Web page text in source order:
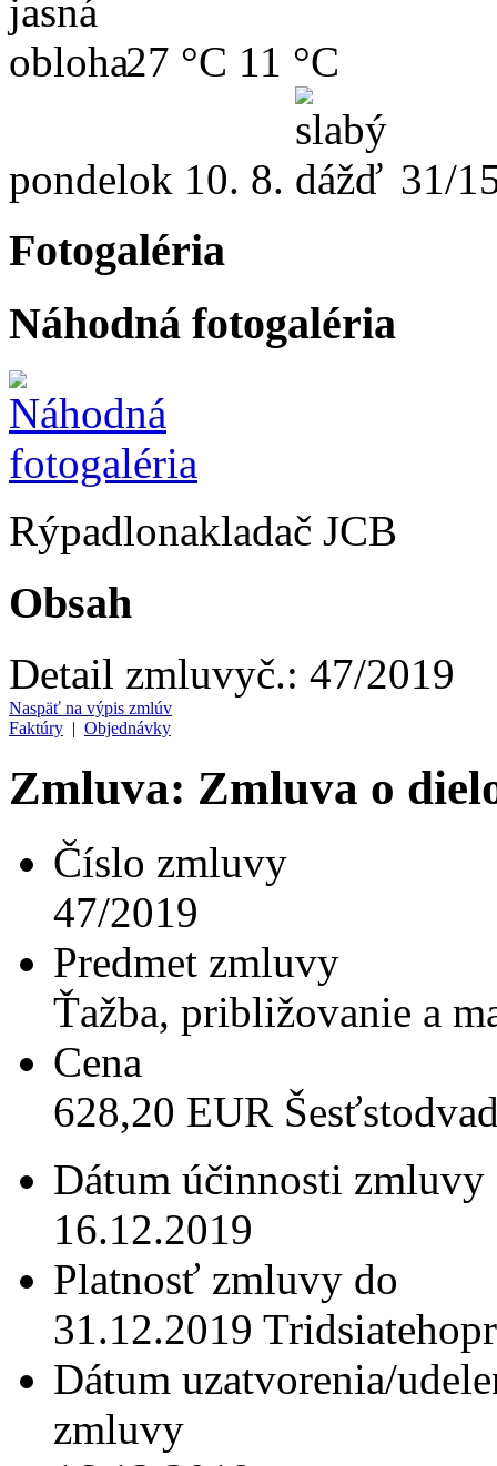
27 °C 11 °C
pondelok 10. 8. 31/
Fotogaléria
Náhodná fotogaléria
Rýpadlonakladač JCB
Obsah
Detail zmluvyč.: 47/2019
Naspäť na výpis zmlúv
Faktúry | Objednávky
Zmluva: Zmluva o
Číslo zmluvy
47/2019
Predmet zmluvy
Ťažba, približovanie a
Cena
628,20 EUR
Dátum účinnosti zmluvy
16.12.2019
Platnosť zmluvy do
31.12.2019
Dátum uzatvorenia/
zmluvy